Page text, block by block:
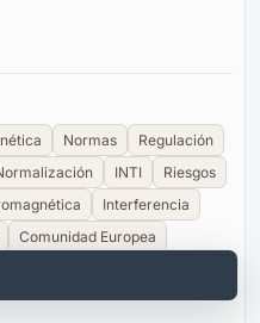
Normas
Regulación
INTI
Riesgos
Interferencia
Comunidad Europea